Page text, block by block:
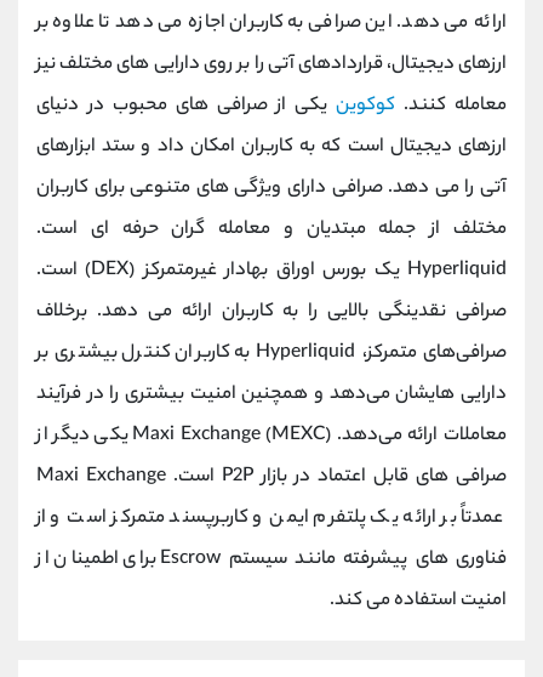
ارائه می دهد. این صرافی به کاربران اجازه می دهد تا علاوه بر
ارزهای دیجیتال، قراردادهای آتی را بر روی دارایی های مختلف نیز
معامله کنند. کوکوینیکی از صرافی‌ های محبوب در دنیای
ارزهای دیجیتال است که به کاربران امکان داد و ستد ابزارهای
آتی را می ‌دهد. صرافی دارای ویژگی های متنوعی برای کاربران
مختلف از جمله مبتدیان و معامله گران حرفه ای است.
Hyperliquid یک بورس اوراق بهادار غیرمتمرکز (DEX) است.
صرافی نقدینگی بالایی را به کاربران ارائه می دهد. برخلاف
صرافی‌های متمرکز، Hyperliquid به کاربران کنترل بیشتری بر
دارایی‌ هایشان می‌دهد و همچنین امنیت بیشتری را در فرآیند
معاملات ارائه می‌دهد. Maxi Exchange (MEXC) یکی دیگر از
صرافی های قابل اعتماد در بازار P2P است. Maxi Exchange
عمدتاً بر ارائه یک پلتفرم ایمن و کاربرپسند متمرکز است و از
فناوری های پیشرفته مانند سیستم Escrow برای اطمینان از
امنیت استفاده می کند.